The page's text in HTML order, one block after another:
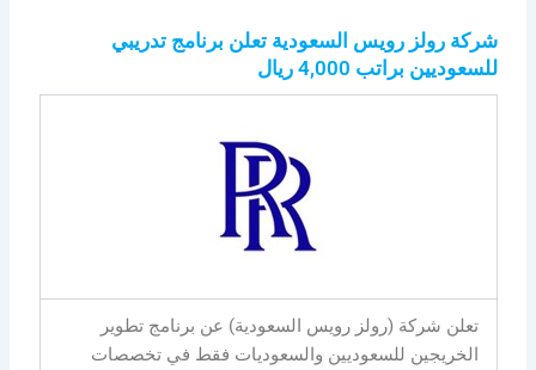
شركة رولز رويس السعودية تعلن برنامج تدريبي
للسعوديين براتب 4,000 ريال
تعلن شركة (رولز رويس السعودية) عن برنامج تطوير
الخريجين للسعوديين والسعوديات فقط في تخصصات